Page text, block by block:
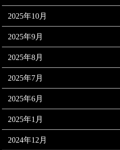
2025年10月
2025年9月
2025年8月
2025年7月
2025年6月
2025年1月
2024年12月